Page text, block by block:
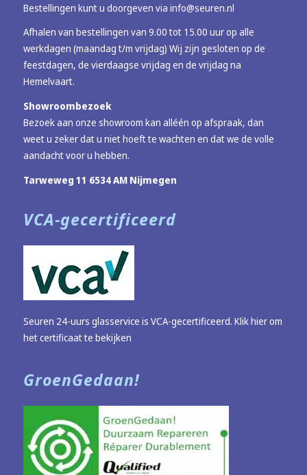
Bestellingen kunt u doorgeven via info@seuren.nl
Afhalen van bestellingen van 9.00 tot 15.00 uur op alle
werkdagen (maandag t/m vrijdag) Wij zijn gesloten op de
feestdagen, de vierdaagse vrijdag en de vrijdag na
Hemelvaart.
Showroombezoek
Bezoek aan onze showroom kan alléén op afspraak, dan
weet u zeker dat u niet hoeft te wachten en dat we de volle
aandacht voor u hebben.
Tarweweg 11 6534 AM Nijmegen
VCA-gecertificeerd
Seuren 24-uurs glasservice is VCA-gecertificeerd. Klik hier om
het certificaat te bekijken
GroenGedaan!